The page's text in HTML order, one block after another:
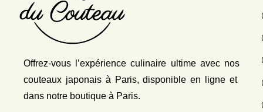
Offrez-vous l’expérience culinaire ultime avec nos
couteaux japonais à Paris, disponible en ligne et
dans notre boutique à Paris.